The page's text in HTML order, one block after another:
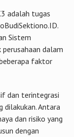
adalah tugas
Sistem
dalam
faktor
dan terintegrasi
dilakukan. Antara
dan risiko yang
dengan